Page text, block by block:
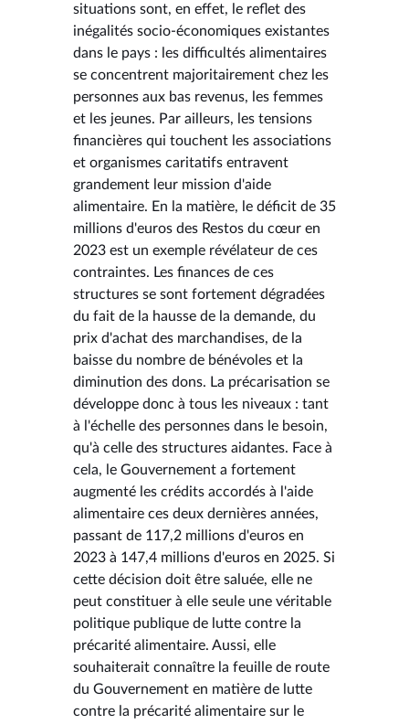
situations sont, en effet, le reflet des
inégalités socio-économiques existantes
dans le pays : les difficultés alimentaires
se concentrent majoritairement chez les
personnes aux bas revenus, les femmes
et les jeunes. Par ailleurs, les tensions
financières qui touchent les associations
et organismes caritatifs entravent
grandement leur mission d'aide
alimentaire. En la matière, le déficit de 35
millions d'euros des Restos du cœur en
2023 est un exemple révélateur de ces
contraintes. Les finances de ces
structures se sont fortement dégradées
du fait de la hausse de la demande, du
prix d'achat des marchandises, de la
baisse du nombre de bénévoles et la
diminution des dons. La précarisation se
développe donc à tous les niveaux : tant
à l'échelle des personnes dans le besoin,
qu'à celle des structures aidantes. Face à
cela, le Gouvernement a fortement
augmenté les crédits accordés à l'aide
alimentaire ces deux dernières années,
passant de 117,2 millions d'euros en
2023 à 147,4 millions d'euros en 2025. Si
cette décision doit être saluée, elle ne
peut constituer à elle seule une véritable
politique publique de lutte contre la
précarité alimentaire. Aussi, elle
souhaiterait connaître la feuille de route
du Gouvernement en matière de lutte
contre la précarité alimentaire sur le